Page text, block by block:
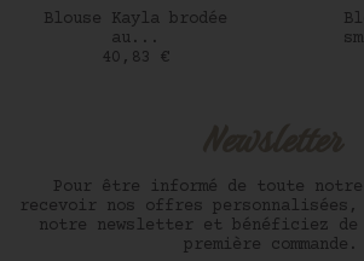
AJOUTER AU PANIER
Blouse Kayla brodée
au...
Prix
40,83 €
Pour être informé de toute
recevoir nos offres
notre newsletter et bénéficiez de
première commande.